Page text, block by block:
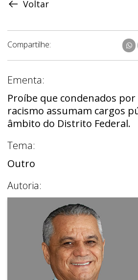
Voltar
Compartilhe:
Ementa:
Proíbe que condenados por
racismo assumam cargos
âmbito do Distrito Federal.
Tema:
Outro
Autoria: